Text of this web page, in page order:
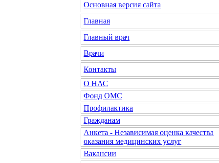
Основная версия сайта
Главная
Главный врач
Врачи
Контакты
О НАС
Фонд ОМС
Профилактика
Гражданам
Анкета - Независимая оценка качества
оказания медицинских услуг
Вакансии